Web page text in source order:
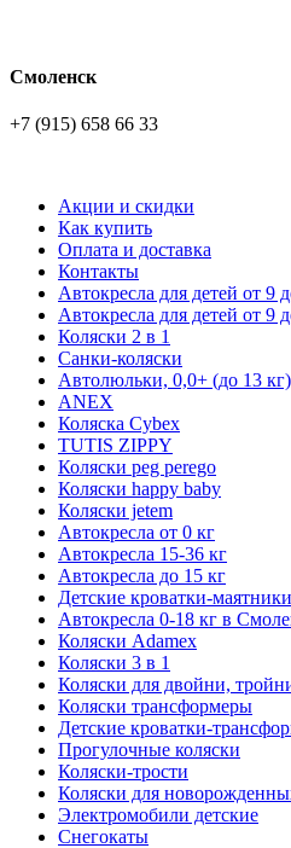
Смоленск
+7 (915) 658 66 33
Акции и скидки
Как купить
Оплата и доставка
Контакты
Автокресла для детей от 9
Автокресла для детей от 9
Коляски 2 в 1
Санки-коляски
Автолюльки, 0,0+ (до 13 кг)
ANEX
Коляска Cybex
TUTIS ZIPPY
Коляски peg perego
Коляски happy baby
Коляски jetem
Автокресла от 0 кг
Автокресла 15-36 кг
Автокресла до 15 кг
Детские кроватки-маятники
Автокресла 0-18 кг в
Коляски Adamex
Коляски 3 в 1
Коляски для двойни,
Коляски трансформеры
Детские кроватки-
Прогулочные коляски
Коляски-трости
Коляски для
Электромобили детские
Снегокаты